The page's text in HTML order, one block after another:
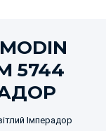
5744
Імперадор